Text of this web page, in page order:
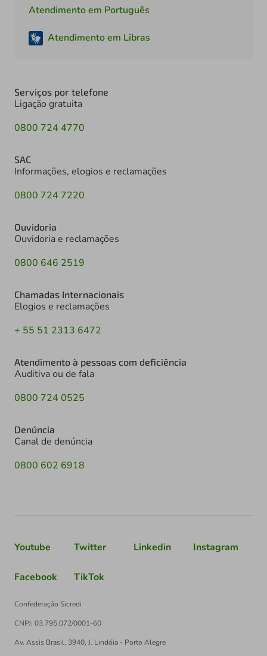
Atendimento em Português
Atendimento em Libras
Serviços por telefone
Ligação gratuita
0800 724 4770
SAC
Informações, elogios e reclamações
0800 724 7220
Ouvidoria
Ouvidoria e reclamações
0800 646 2519
Chamadas Internacionais
Elogios e reclamações
+ 55 51 2313 6472
Atendimento à pessoas com deficiência
Auditiva ou de fala
0800 724 0525
Denúncia
Canal de denúncia
0800 602 6918
Youtube Twitter Linkedin Instagram
Facebook TikTok
Confederação Sicredi
CNPJ: 03.795.072/0001-60
Av. Assis Brasil, 3940, J. Lindóia - Porto Alegre